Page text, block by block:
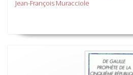
Jean-François Muracciole